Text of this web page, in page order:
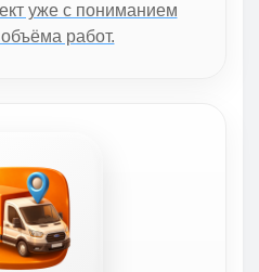
уже с пониманием
работ.